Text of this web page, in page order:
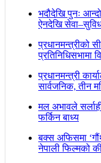
भदौदेखि पुनः
ऐनदेखि
प्रधानमन्त्रीको
प्रतिनिधिसभामा
प्रधानमन्त्री
सार्वजनिक, तीन
मल अभावले
फर्किन बाध्य
बक्स अफिसमा
नेपाली फिल्मको